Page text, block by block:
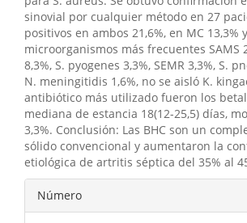
sinovial por cualquier método en 27
positivos en ambos 21,6%, en MC 13,3%
microorganismos más frecuentes SAMS
8,3%, S. pyogenes 3,3%, SEMR 3,3%, S.
N. meningitidis 1,6%, no se aisló K.
antibiótico más utilizado fueron los
mediana de estancia 18(12-25,5) días,
3,3%. Conclusión: Las BHC son un
sólido convencional y aumentaron la
etiológica de artritis séptica del 35% al
Detalles
Número